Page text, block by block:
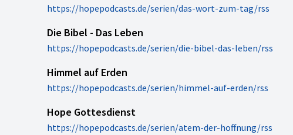
https://hopepodcasts.de/serien/das-wort-zum-tag/rss
Die Bibel - Das Leben
https://hopepodcasts.de/serien/die-bibel-das-leben/rss
Himmel auf Erden
https://hopepodcasts.de/serien/himmel-auf-erden/rss
Hope Gottesdienst
https://hopepodcasts.de/serien/atem-der-hoffnung/rss